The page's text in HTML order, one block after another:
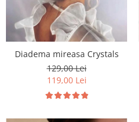
Diadema mireasa Crystals
129,00 Lei
119,00 Lei